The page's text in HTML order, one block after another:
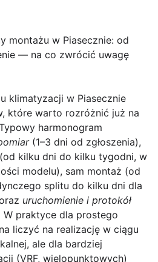
montażu w Piasecznie: od
— na co zwrócić uwagę
klimatyzacji w Piasecznie
które warto rozróżnić już na
harmonogram
(1–3 dni od zgłoszenia),
kilku dni do kilku tygodni, w
modelu), sam montaż (od
splitu do kilku dni dla
uruchomienie i protokół
W praktyce dla prostego
liczyć na realizację w ciągu
ale dla bardziej
(VRF, wielopunktowych)